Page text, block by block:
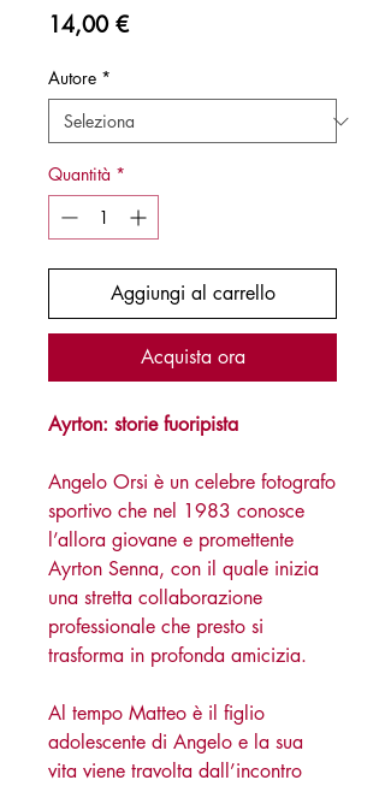
14,00 €Prezzo
Autore *
Quantità *
Aggiungi al carrello
Acquista ora
Ayrton: storie fuoripista
Angelo Orsi è un celebre fotografo
sportivo che nel 1983 conosce
l’allora giovane e promettente
Ayrton Senna, con il quale inizia
una stretta collaborazione
professionale che presto si
trasforma in profonda amicizia.
Al tempo Matteo è il figlio
adolescente di Angelo e la sua
vita viene travolta dall’incontro